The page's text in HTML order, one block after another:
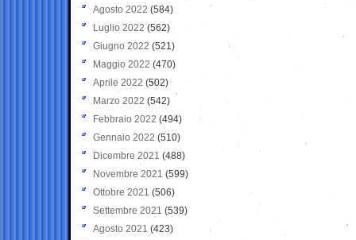
Agosto 2022 (584)
Luglio 2022 (562)
Giugno 2022 (521)
Maggio 2022 (470)
Aprile 2022 (502)
Marzo 2022 (542)
Febbraio 2022 (494)
Gennaio 2022 (510)
Dicembre 2021 (488)
Novembre 2021 (599)
Ottobre 2021 (506)
Settembre 2021 (539)
Agosto 2021 (423)